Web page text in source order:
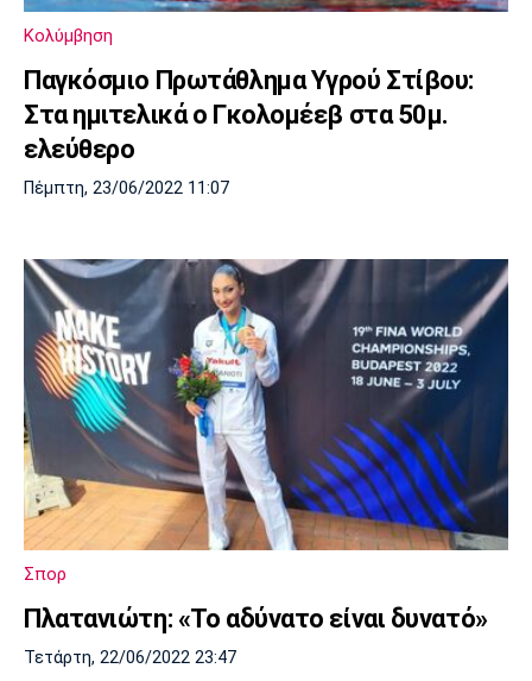
Κολύμβηση
Παγκόσμιο Πρωτάθλημα Υγρού Στίβου:
Στα ημιτελικά ο Γκολομέεβ στα 50μ.
ελεύθερο
Πέμπτη, 23/06/2022 11:07
Σπορ
Πλατανιώτη: «Το αδύνατο είναι δυνατό»
Τετάρτη, 22/06/2022 23:47